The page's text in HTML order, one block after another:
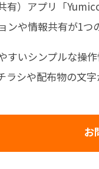
有）アプリ「
や情報共有が1つ
いシンプルな操
シや配布物の文
お